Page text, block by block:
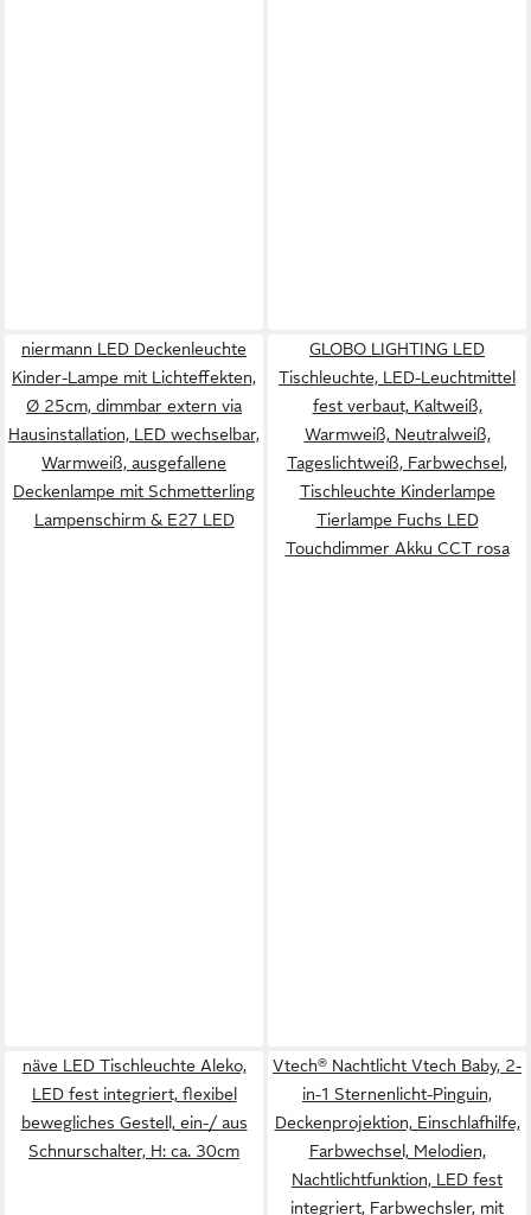
niermann LED Deckenleuchte
Kinder-Lampe mit Lichteffekten,
Ø 25cm, dimmbar extern via
Hausinstallation, LED wechselbar,
Warmweiß, ausgefallene
Deckenlampe mit Schmetterling
Lampenschirm & E27 LED
GLOBO LIGHTING LED
Tischleuchte, LED-Leuchtmittel
fest verbaut, Kaltweiß,
Warmweiß, Neutralweiß,
Tageslichtweiß, Farbwechsel,
Tischleuchte Kinderlampe
Tierlampe Fuchs LED
Touchdimmer Akku CCT rosa
näve LED Tischleuchte Aleko,
LED fest integriert, flexibel
bewegliches Gestell, ein-/ aus
Schnurschalter, H: ca. 30cm
Vtech® Nachtlicht Vtech Baby, 2-
in-1 Sternenlicht-Pinguin,
Deckenprojektion, Einschlafhilfe,
Farbwechsel, Melodien,
Nachtlichtfunktion, LED fest
integriert, Farbwechsler, mit